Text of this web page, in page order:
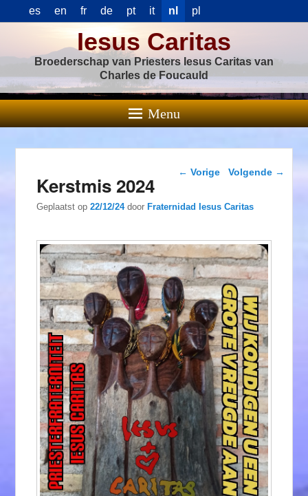
es en fr de pt it nl pl
Iesus Caritas
Broederschap van Priesters Iesus Caritas van
Charles de Foucauld
Menu
Berichtnavigatie
← Vorige Volgende →
Kerstmis 2024
Geplaatst op22/12/24 doorFraternidad Iesus Caritas